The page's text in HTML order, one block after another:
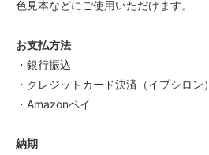
色見本などにご使用いただけます。
お支払方法
・銀行振込
・クレジットカード決済（イプシロン）
・Amazonペイ
納期